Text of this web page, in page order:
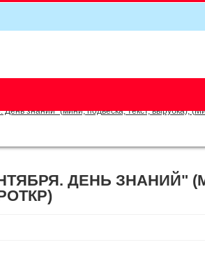
знаний" (мини, подвеска, текст, вырубка),
ДЕНЬ ЗНАНИЙ"